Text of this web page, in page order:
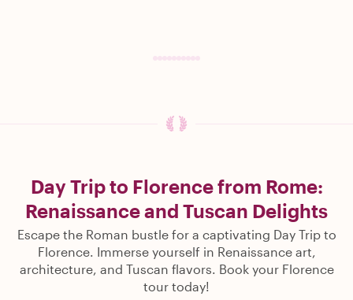
Day Trip to Florence from Rome:
Renaissance and Tuscan Delights
Escape the Roman bustle for a captivating Day Trip to
Florence. Immerse yourself in Renaissance art,
architecture, and Tuscan flavors. Book your Florence
tour today!